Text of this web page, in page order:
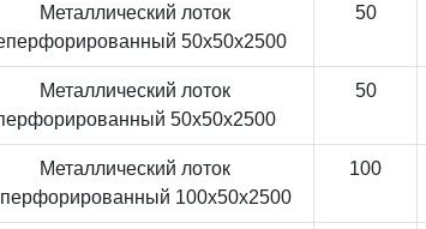
Металлический лоток
50x50x2500
50
Металлический лоток
50x50x2500
50
Металлический лоток
100x50x2500
100